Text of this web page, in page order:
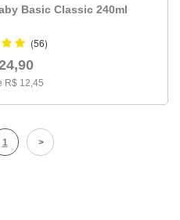
Basic Classic 240ml
(56)
R$ 12,45
1